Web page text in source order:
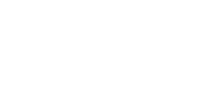
être pas un professionnel du